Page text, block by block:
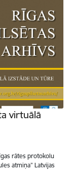
virtuālā
rātes protokolu
atmiņa” Latvijas